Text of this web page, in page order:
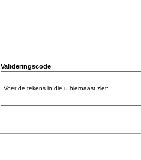
Valideringscode
Voer de tekens in die u hiernaast ziet: